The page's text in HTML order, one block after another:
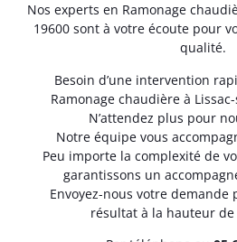
Nos experts en Ramonage
19600 sont à votre écoute pour
qualité.
Besoin d’une intervention
Ramonage chaudière à
N’attendez plus pour
Notre équipe vous
Peu importe la complexité de
garantissons un
Envoyez-nous votre demande
résultat à la hauteur de